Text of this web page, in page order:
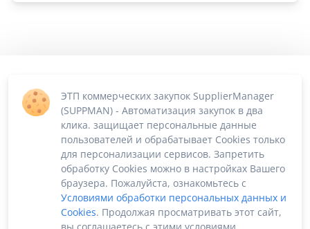
ЭТП коммерческих закупок SupplierManager
(SUPPMAN) - Автоматизация закупок в два
клика. защищает персональные данные
пользователей и обрабатывает Cookies только
для персонализации сервисов. Запретить
обработку Cookies можно в настройках Вашего
браузера. Пожалуйста, ознакомьтесь с
Условиями обработки персональных данных и
Cookies. Продолжая просматривать этот сайт,